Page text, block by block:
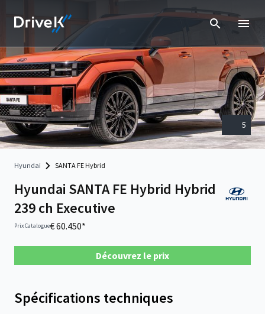
5
Hyundai SANTA FE Hybrid
Hyundai SANTA FE Hybrid Hybrid
239 ch Executive
Prix Catalogue€ 60.450*
Découvrez le prix
Spécifications techniques